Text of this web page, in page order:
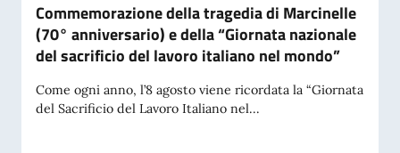
Commemorazione della tragedia di Marcinelle
(70° anniversario) e della “Giornata nazionale
del sacrificio del lavoro italiano nel mondo”
Come ogni anno, l’8 agosto viene ricordata la “Giornata
del Sacrificio del Lavoro Italiano nel...